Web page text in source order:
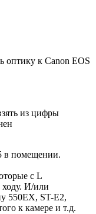
оптику к Canon EOS
из цифры
в помещении.
с L
ходу. И/или
550EX, ST-E2,
к камере и т.д.